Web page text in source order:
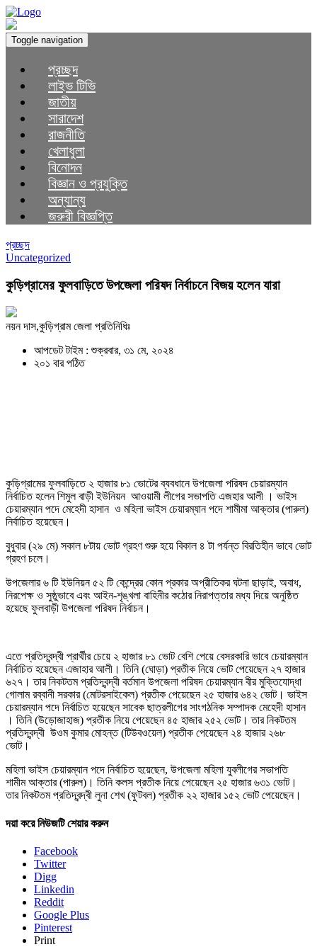
Toggle navigation
প্রচ্ছদ
লাইভ টিভি
জাতীয়
সারাদেশ
রাজনীতি
খেলাধুলা
বিনোদন
বিজ্ঞান ও প্রযুক্তি
অন্যান্য
জরুরী বিজ্ঞপ্তি
প্রচ্ছদ
Uncategorized
কুড়িগ্রামের ফুলবাড়িতে উপজেলা পরিষদ নির্বাচনে বিজয় হলেন যারা
নয়ন দাস,কুড়িগ্রাম জেলা প্রতিনিধিঃ
আপডেট টাইম : শুক্রবার, ৩১ মে, ২০২৪
২০১ বার পঠিত
কুড়িগ্রামের ফুলবাড়িতে ২ হাজার ৮১ ভোটের ব্যবধানে উপজেলা পরিষদ চেয়ারম্যান
নির্বাচিত হলেন শিমুল বাড়ী ইউনিয়ন আওয়ামী লীগের সভাপতি এজহার আলী । ভাইস
চেয়ারম্যান পদে মেহেদী হাসান ও মহিলা ভাইস চেয়ারম্যান পদে শামীমা আক্তার (পারুল)
নির্বাচিত হয়েছেন।
বুধুবার (২৯ মে) সকাল ৮টায় ভোট গ্রহণ শুরু হয়ে বিকাল ৪ টা পর্যন্ত বিরতিহীন ভাবে ভোট
গ্রহণ চলে।
উপজেলার ৬ টি ইউনিয়ন ৫২ টি কেন্দ্রের কোন প্রকার অপ্রীতিকর ঘটনা ছাড়াই, অবাধ,
নিরপেক্ষ ও সুষ্ঠুভাবে এবং আইন-শৃঙ্খলা বাহিনীর কঠোর নিরাপত্তার মধ্য দিয়ে অনুষ্ঠিত
হয়েছে ফুলবাড়ী উপজেলা পরিষদ নির্বাচন।
এতে প্রতিদ্বন্দ্বী প্রার্থীর চেয়ে ২ হাজার ৮১ ভোট বেশি পেয়ে বেসরকারি ভাবে চেয়ারম্যান
নির্বাচিত হয়েছেন এজাহার আলী। তিনি (ঘোড়া) প্রতীক নিয়ে ভোট পেয়েছেন ২৭ হাজার
৬২৭। তার নিকটতম প্রতিদ্বন্দ্বী বর্তমান উপজেলা পরিষদ চেয়ারম্যান বীর মুক্তিযোদ্ধা
গোলাম রব্বানী সরকার (মোটরসাইকেল) প্রতীক পেয়েছেন ২৫ হাজার ৬৪২ ভোট। ভাইস
চেয়ারম্যান পদে নির্বাচিত হয়েছেন সাবেক ছাত্রলীগের সাংগঠনিক সম্পাদক মেহেদী হাসান
। তিনি (উড়োজাহাজ) প্রতীক নিয়ে পেয়েছেন ৪৫ হাজার ২৫২ ভোট। তার নিকটতম
প্রতিদ্বন্দ্বী উওম কুমার মোহন্ত (টিউবওয়েল) প্রতীক পেয়েছেন ২৪ হাজার ২৬৮
ভোট।
মহিলা ভাইস চেয়ারম্যান পদে নির্বাচিত হয়েছেন, উপজেলা মহিলা যুবলীগের সভাপতি
শামীম আক্তার (পারুল)। তিনি কলস প্রতীক নিয়ে পেয়েছেন ২৫ হাজার ৬৩১ ভোট।
তার নিকটতম প্রতিদ্বন্দ্বী লুনা শেখ (ফুটবল) প্রতীক ২২ হাজার ১৫২ ভোট পেয়েছেন।
দয়া করে নিউজটি শেয়ার করুন
Facebook
Twitter
Digg
Linkedin
Reddit
Google Plus
Pinterest
Print